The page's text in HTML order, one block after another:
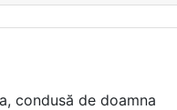
condusă de doamna